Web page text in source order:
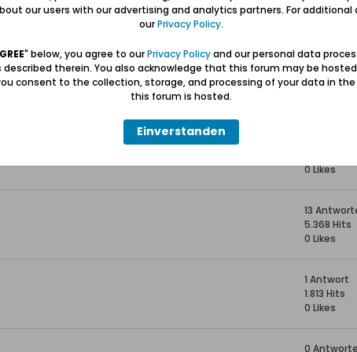
7
2.778 Hits
5
3.053 Hits
/ Bezahlen
0 Likes
13
5.368 Hits
0 Likes
1 Antwort
1.813 Hits
0 Likes
0
our users with our advertising and analytics partners. For additional
ourPrivacy Policy.
" below, you agree to ourPrivacy Policyand our personal data
described therein. You also acknowledge that this forum may be
consent to the collection, storage, and processing of your data in
this forum is hosted.
Einverstanden